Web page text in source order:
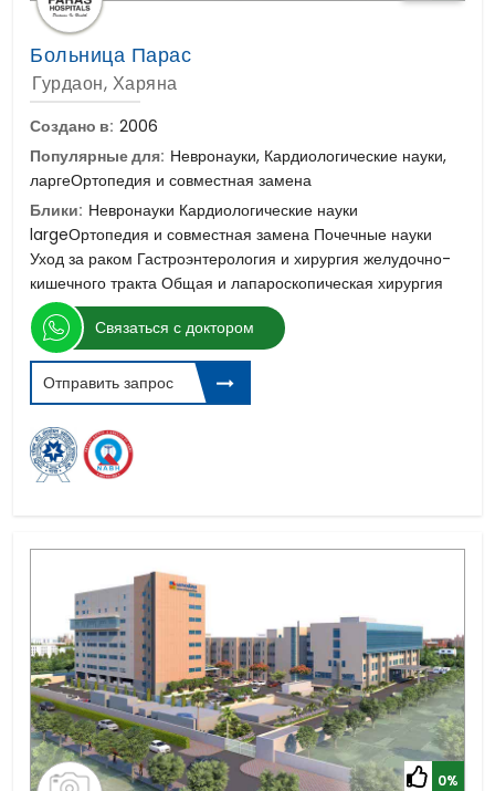
Больница Парас
Гурдаон, Харяна
Создано в: 2006
Популярные для: Невронауки, Кардиологические науки,
ларгеОртопедия и совместная замена
Блики: Невронауки Кардиологические науки
largeОртопедия и совместная замена Почечные науки
Уход за раком Гастроэнтерология и хирургия желудочно-
кишечного тракта Общая и лапароскопическая хирургия
Связаться с доктором
Отправить запрос
0%